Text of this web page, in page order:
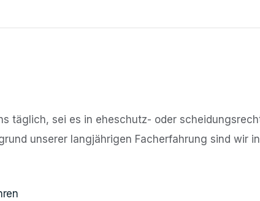
täglich, sei es in eheschutz- oder
unserer langjährigen Facherfahrung sind wir